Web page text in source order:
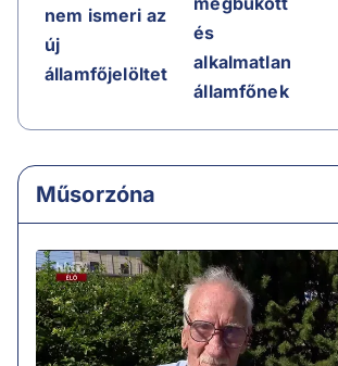
nem ismeri az
új
államfőjelöltet
és
alkalmatlan
államfőnek
Műsorzóna